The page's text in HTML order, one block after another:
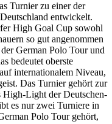
Turnier zu einer der
entwickelt.
High Goal Cup sowohl
so gut angenommen
German Polo Tour und
bedeutet oberste
internationalem Niveau,
Das Turnier gehört zur
High-Light der Deutschen-
es nur zwei Turniere in
Polo Tour gehört,